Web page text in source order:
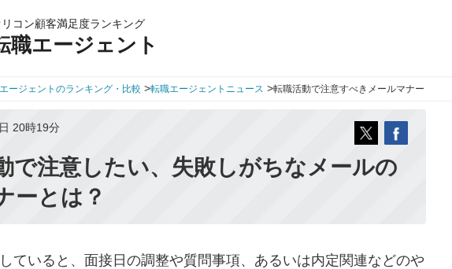
リコン顧客満足度ランキング
職エージェント
ージェントのランキング・比較 >転職エージェントニュース >転職活動で注意すべきメールマナー
20時19分
で注意したい、失敗しがちなメールの
ーとは？
ていると、面接日の調整や質問事項、あるいは内定関連などのや